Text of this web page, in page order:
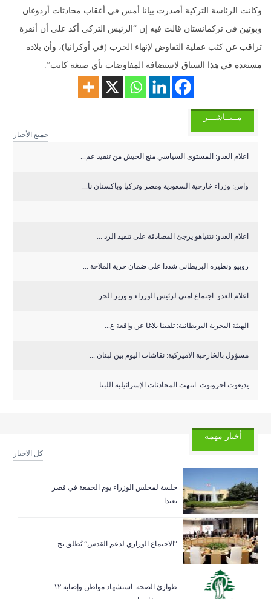
وكانت الرئاسة التركية أصدرت بيانا أمس في أعقاب محادثات أردوغان
وبوتين في تركمانستان قالت فيه إن “الرئيس التركي أكد على أن أنقرة
تراقب عن كثب عملية التفاوض لإنهاء الحرب (في أوكرانيا)، وأن بلاده
مستعدة في هذا السياق لاستضافة المفاوضات بأي صيغة كانت”.
مــبــاشـــر
جميع الأخبار
اعلام العدو: المستوى السياسي منع الجيش من تنفيذ عم...
واس: وزراء خارجية السعودية ومصر وتركيا وباكستان نا...
اعلام العدو: نتنياهو يرجئ المصادقة على تنفيذ الرد ...
روبيو ونظيره البريطاني شددا على ضمان حرية الملاحة ...
اعلام العدو: اجتماع امني لرئيس الوزراء و وزير الحر...
الهيئة البحرية البريطانية: تلقينا بلاغا عن واقعة ع...
مسؤول بالخارجية الاميركية: نقاشات اليوم بين لبنان ...
يديعوت احرونوت: انتهت المحادثات الإسرائيلية اللبنا...
أخبار مهمة
كل الاخبار
جلسة لمجلس الوزراء يوم الجمعة في قصر
بعبدا… ...
“الاجتماع الوزاري لدعم القدس” يُطلق تح...
طوارئ الصحة: استشهاد مواطن وإصابة ١٢